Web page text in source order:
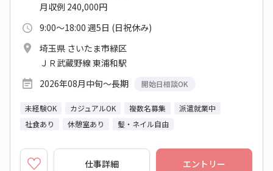
月収例 240,000円
9:00～18:00 週5日 (日祝休み)
埼玉県 さいたま市緑区
ＪＲ武蔵野線 東浦和駅
2026年08月中旬～長期
開始日相談OK
未経験OK カジュアルOK 複数名募集
派遣就業中
社食あり
休憩室あり 髪・ネイル自由
仕事詳細 エントリー